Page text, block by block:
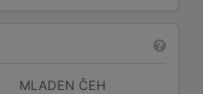
MLADEN ČEH